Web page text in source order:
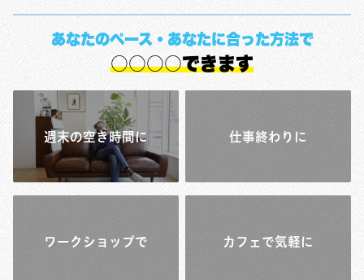
あなたのペース・あなたに合った方法で
○○○○できます
週末の空き時間に 仕事終わりに
ワークショップで カフェで気軽に